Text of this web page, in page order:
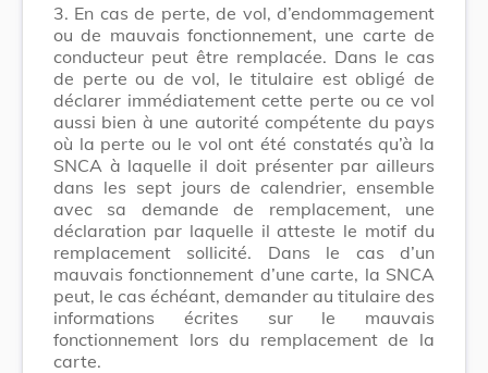
3. En cas de perte, de vol, d’endommagement
ou de mauvais fonctionnement, une carte de
conducteur peut être remplacée. Dans le cas
de perte ou de vol, le titulaire est obligé de
déclarer immédiatement cette perte ou ce vol
aussi bien à une autorité compétente du pays
où la perte ou le vol ont été constatés qu’à la
SNCA à laquelle il doit présenter par ailleurs
dans les sept jours de calendrier, ensemble
avec sa demande de remplacement, une
déclaration par laquelle il atteste le motif du
remplacement sollicité. Dans le cas d’un
mauvais fonctionnement d’une carte, la SNCA
peut, le cas échéant, demander au titulaire des
informations écrites sur le mauvais
fonctionnement lors du remplacement de la
carte.